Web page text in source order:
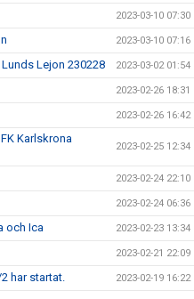
2023-03-10 07:30
2023-03-10 07:16
Lejon 230228 2023-03-02 01:54
2023-02-26 18:31
2023-02-26 16:42
Karlskrona
2023-02-25 12:34
2023-02-24 22:10
2023-02-24 06:36
och Ica 2023-02-23 13:34
2023-02-21 22:09
har startat. 2023-02-19 16:22